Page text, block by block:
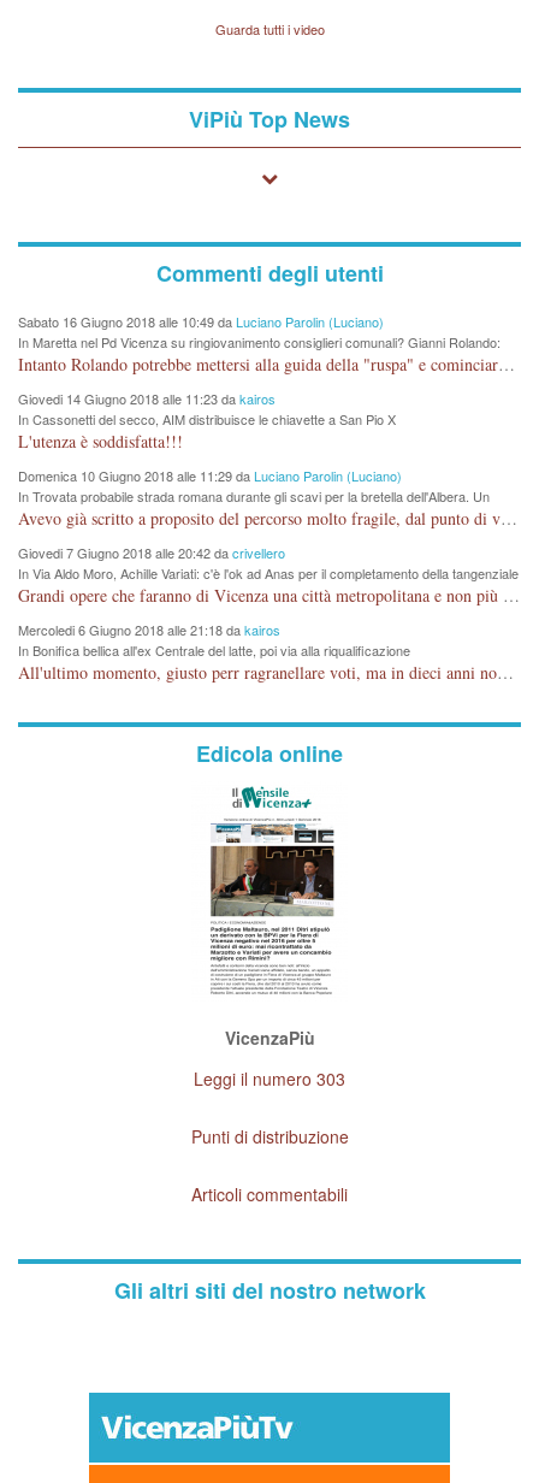
Lavarra: più avvincenti di
quelle di... Barbara D'UrsoGuarda tutti i video
ViPiù Top News
Commenti degli utenti
Sabato 16 Giugno 2018 alle 10:49 daLuciano Parolin (Luciano)
In Maretta nel Pd Vicenza su ringiovanimento consiglieri comunali? Gianni Rolando:
"non mi dimetto". Angelo Tonello: "va bene così"
Intanto Rolando potrebbe mettersi alla guida della "ruspa" e cominciare a scavare l'acqua alle Maddalene, con tanti Auguri di Acque Vicentine, magari deviando il percorso della Bretella. Amen.
Giovedi 14 Giugno 2018 alle 11:23 dakairos
In Cassonetti del secco, AIM distribuisce le chiavette a San Pio X
L'utenza è soddisfatta!!!
Domenica 10 Giugno 2018 alle 11:29 daLuciano Parolin (Luciano)
In Trovata probabile strada romana durante gli scavi per la bretella dell'Albera. Un
nuovo stop?
Avevo già scritto a proposito del percorso molto fragile, dal punto di vista archeologico. La zona è sicuramente ricca di testimonianze religiose, con insediamenti abitativi, vedi l'acquedotto romano di Lobbia. Spero, che risorgive della Seriola, non subiscano danni.
Giovedi 7 Giugno 2018 alle 20:42 dacrivellero
In Via Aldo Moro, Achille Variati: c'è l'ok ad Anas per il completamento della tangenziale
Grandi opere che faranno di Vicenza una città metropolitana e non più provinciale soffocata dal rumore dal traffico e smog concentrato in 6 vie cittadine. complimenti
Mercoledi 6 Giugno 2018 alle 21:18 dakairos
In Bonifica bellica all'ex Centrale del latte, poi via alla riqualificazione
All'ultimo momento, giusto perr ragranellare voti, ma in dieci anni non si poteva fare prima?
Edicola online
VicenzaPiù
Leggi il numero 303
Punti di distribuzione
Articoli commentabili
Gli altri siti del nostro network